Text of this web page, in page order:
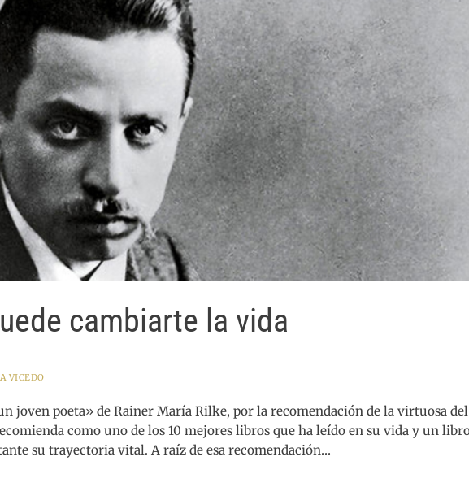
cambiarte la vida
VICEDO
joven poeta» de Rainer María Rilke, por la recomendación de la virtuosa
como uno de los 10 mejores libros que ha leído en su vida y un
su trayectoria vital. A raíz de esa recomendación…